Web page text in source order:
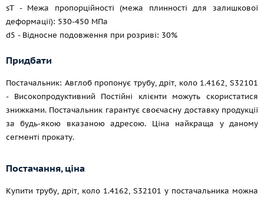
sT - Межа пропорційності (межа плинності для залишкової
деформації): 530-450 МПа
d5 - Відносне подовження при розриві: 30%
Придбати
Постачальник: Авглоб пропонує трубу, дріт, коло 1.4162, S32101
- Високопродуктивний Постійні клієнти можуть скористатися
знижками. Постачальник гарантує своєчасну доставку продукції
за будь-якою вказаною адресою. Ціна найкраща у даному
сегменті прокату.
Постачання, ціна
Купити трубу, дріт, коло 1.4162, S32101 у постачальника можна